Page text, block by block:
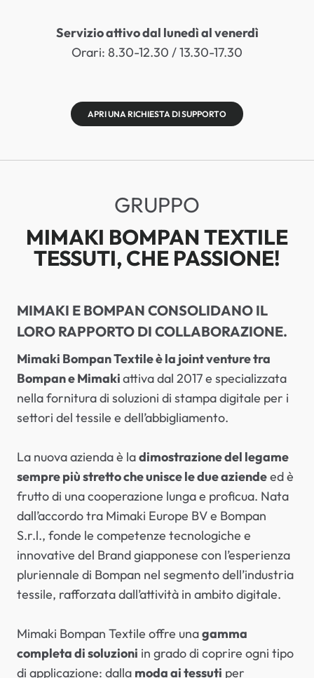
Servizio attivo dal lunedì al venerdì
Orari: 8.30-12.30 / 13.30-17.30
APRI UNA RICHIESTA DI SUPPORTO
GRUPPO
MIMAKI BOMPAN TEXTILE
TESSUTI, CHE PASSIONE!
MIMAKI E BOMPAN CONSOLIDANO IL
LORO RAPPORTO DI COLLABORAZIONE.
Mimaki Bompan Textile è la joint venture tra
Bompan e Mimakiattiva dal 2017 e specializzata
nella fornitura di soluzioni di stampa digitale per i
settori del tessile e dell’abbigliamento.
La nuova azienda è ladimostrazione del legame
sempre più stretto che unisce le due aziendeed è
frutto di una cooperazione lunga e proficua. Nata
dall’accordo tra Mimaki Europe BV e Bompan
S.r.l., fonde le competenze tecnologiche e
innovative del Brand giapponese con l’esperienza
pluriennale di Bompan nel segmento dell’industria
tessile, rafforzata dall’attività in ambito digitale.
Mimaki Bompan Textile offre unagamma
completa di soluzioni in grado di coprire ogni tipo
di applicazione: dalla moda ai tessuti per